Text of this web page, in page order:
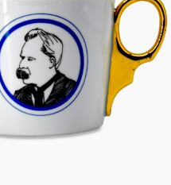
Souvenir
Berlin